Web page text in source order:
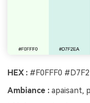
HEX : #F0FFF0
Ambiance : apaisant,